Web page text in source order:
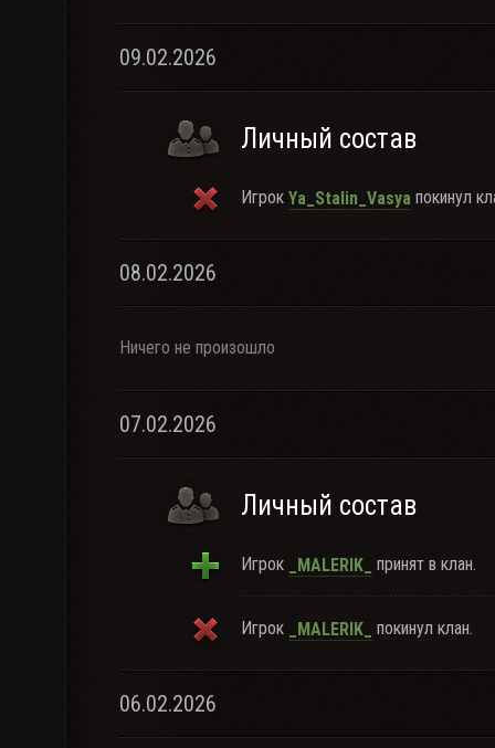
09.02.2026
Личный состав
Игрок Ya_Stalin_Vasya покинул
08.02.2026
Ничего не произошло
07.02.2026
Личный состав
Игрок _MALERIK_ принят в клан.
Игрок _MALERIK_ покинул клан.
06.02.2026